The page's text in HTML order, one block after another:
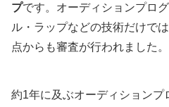
プです。オーディションプロ
ル・ラップなどの技術だけで
点からも審査が行われました。
約1年に及ぶオーディションプ